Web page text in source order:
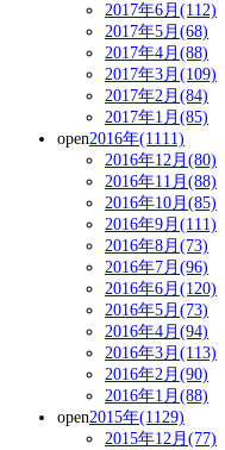
2017年6月(112)
2017年5月(68)
2017年4月(88)
2017年3月(109)
2017年2月(84)
2017年1月(85)
open2016年(1111)
2016年12月(80)
2016年11月(88)
2016年10月(85)
2016年9月(111)
2016年8月(73)
2016年7月(96)
2016年6月(120)
2016年5月(73)
2016年4月(94)
2016年3月(113)
2016年2月(90)
2016年1月(88)
open2015年(1129)
2015年12月(77)